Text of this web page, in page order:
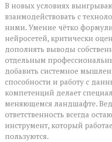
В новых условиях
взаимодействовать с
ними. Умение чётко
нейросетей, критически
дополнять выводы
отдельным
добавить системное
способности и работу с
компетенций делает
меняющемся ландшафте.
ответственность всегда
инструмент, который
пользуются.